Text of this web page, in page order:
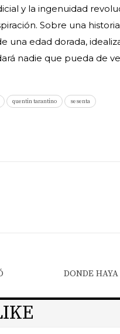
y la ingenuidad
Sobre una
una edad dorada,
nadie que pueda de
quentin tarantino sesenta
DONDE